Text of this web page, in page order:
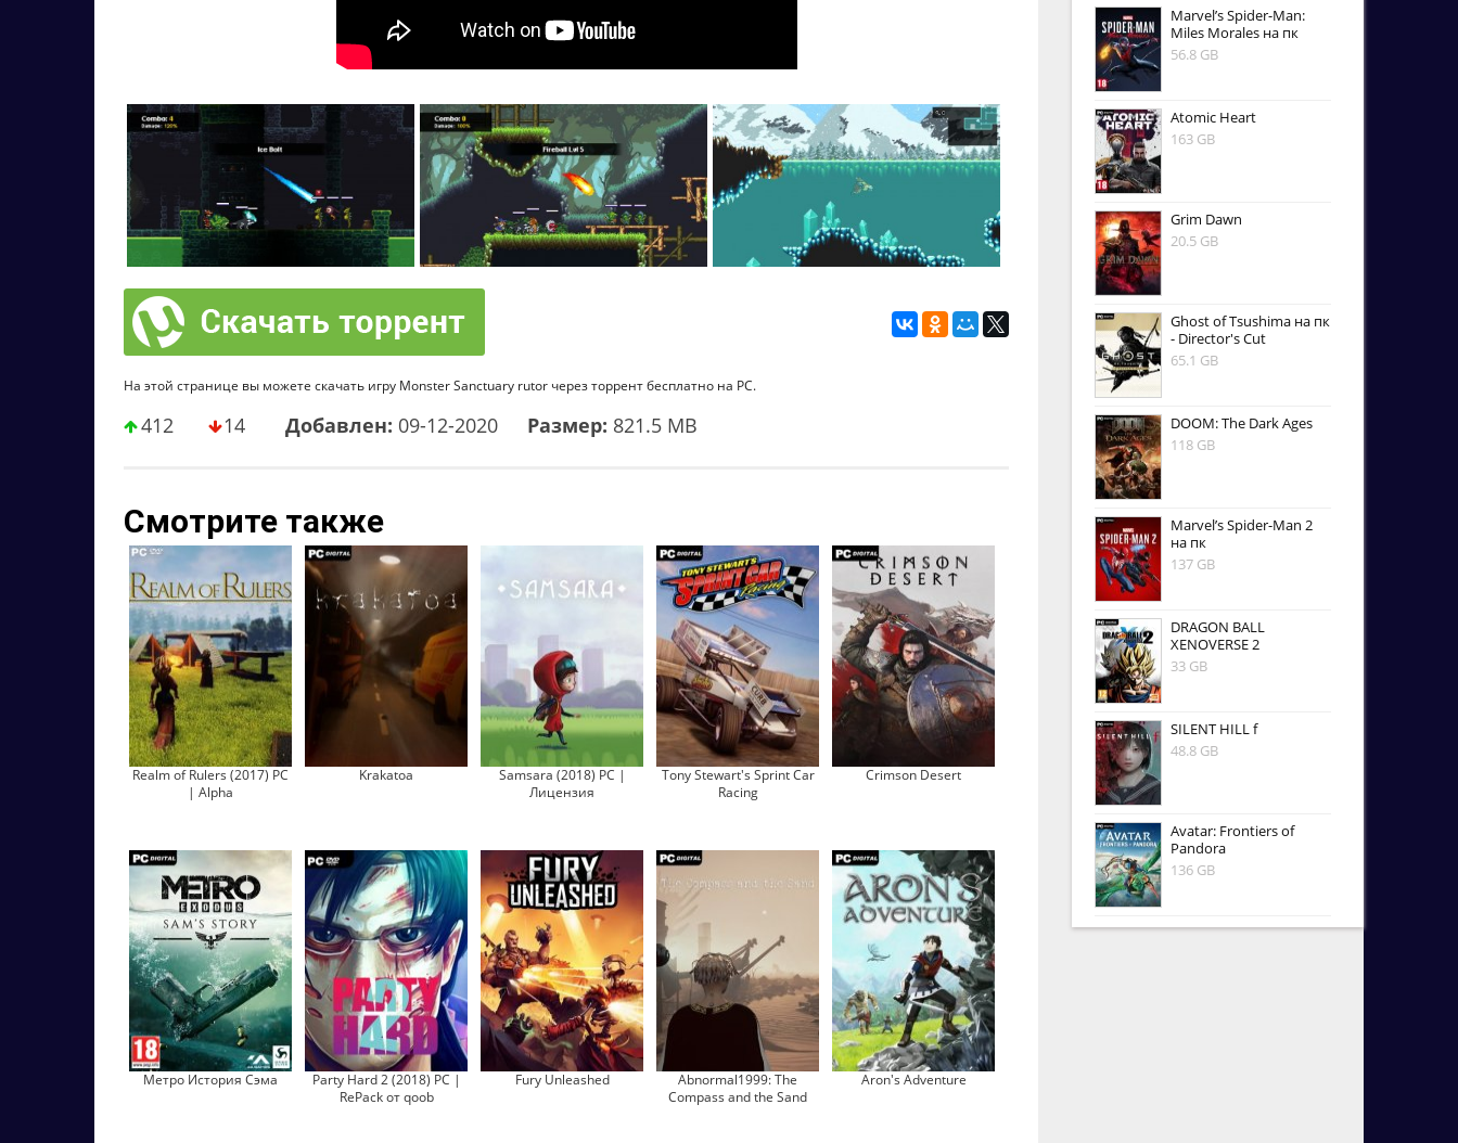
На этой странице вы можете скачать игру Monster Sanctuary rutor через торрент бесплатно на PC.
412 14 Добавлен: 09-12-2020 Размер: 821.5 MB
Смотрите также
Realm of Rulers (2017) PC
| Alpha
Krakatoa
Samsara (2018) PC |
Лицензия
Tony Stewart's Sprint Car
Racing
Crimson Desert
Метро История Сэма
Party Hard 2 (2018) PC |
RePack от qoob
Fury Unleashed
Abnormal1999: The
Compass and the Sand
Aron's Adventure
Marvel’s Spider-Man:
Miles Morales на пк
56.8 GB
Atomic Heart
163 GB
Grim Dawn
20.5 GB
Ghost of Tsushima на пк
- Director's Cut
65.1 GB
DOOM: The Dark Ages
118 GB
Marvel’s Spider-Man 2
на пк
137 GB
DRAGON BALL
XENOVERSE 2
33 GB
SILENT HILL f
48.8 GB
Avatar: Frontiers of
Pandora
136 GB